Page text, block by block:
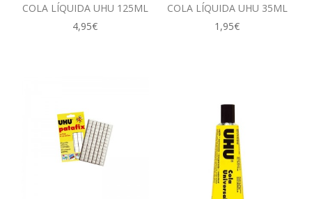
COLA LÍQUIDA UHU 125ML
4,95€
COLA LÍQUIDA UHU 35ML
1,95€